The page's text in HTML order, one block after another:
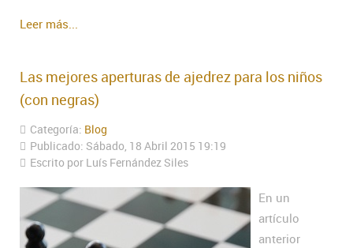
Leer más...
Las mejores aperturas de ajedrez para los niños
(con negras)
Categoría: Blog
Publicado: Sábado, 18 Abril 2015 19:19
Escrito por Luís Fernández Siles
En un
artículo
anterior